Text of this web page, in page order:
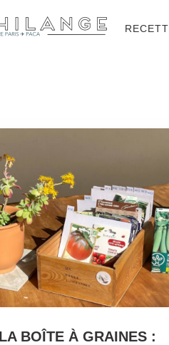
BOÎTE À GRAINES :